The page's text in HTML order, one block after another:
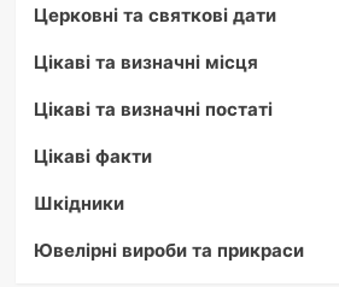
Церковні та святкові дати
Цікаві та визначні місця
Цікаві та визначні постаті
Цікаві факти
Шкідники
Ювелірні вироби та прикраси